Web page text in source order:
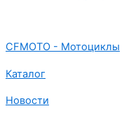
CFMOTO - Мотоциклы
Каталог
Новости